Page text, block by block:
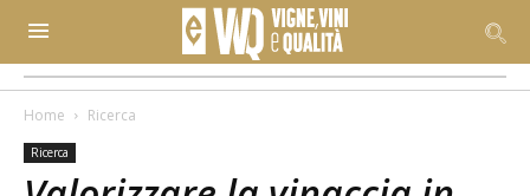
Home Ricerca
Ricerca